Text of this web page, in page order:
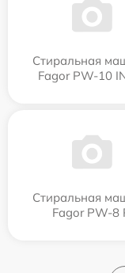
Стиральная
Fagor PW-10
Стиральная
Fagor PW-8